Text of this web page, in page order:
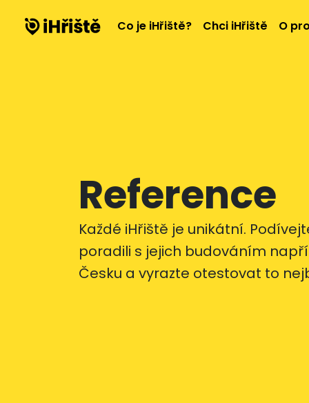
Co je iHřiště? Chci iHřiště O
Reference
Každé iHřiště je unikátní.
poradili s jejich budováním
Česku a vyrazte otestovat to